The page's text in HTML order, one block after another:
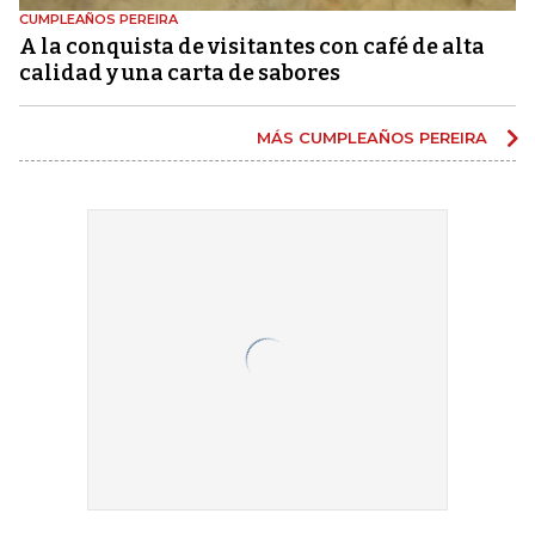
CUMPLEAÑOS PEREIRA
A la conquista de visitantes con café de alta
calidad y una carta de sabores
MÁS CUMPLEAÑOS PEREIRA